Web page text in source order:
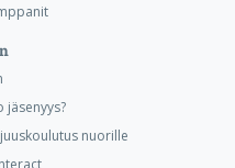
jäsenyys?
nuorille